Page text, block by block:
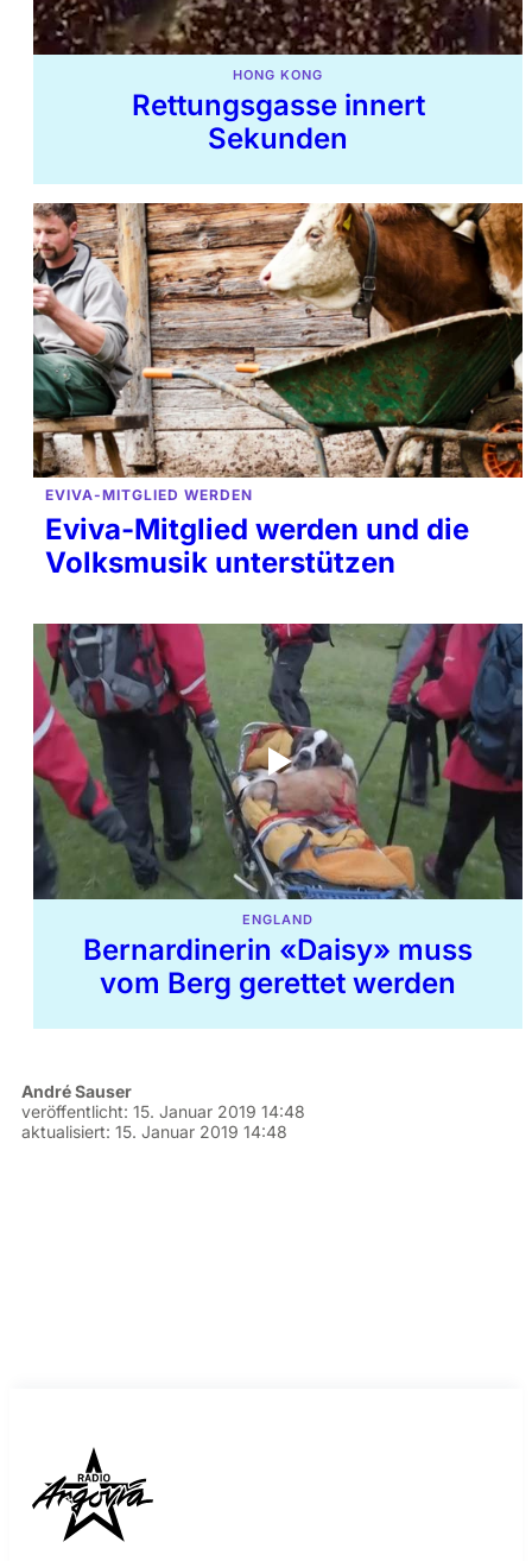
HONG KONG
Rettungsgasse innert
Sekunden
EVIVA-MITGLIED WERDEN
Eviva-Mitglied werden und die
Volksmusik unterstützen
ENGLAND
Bernardinerin «Daisy» muss
vom Berg gerettet werden
André Sauser
veröffentlicht: 15. Januar 2019 14:48
aktualisiert: 15. Januar 2019 14:48